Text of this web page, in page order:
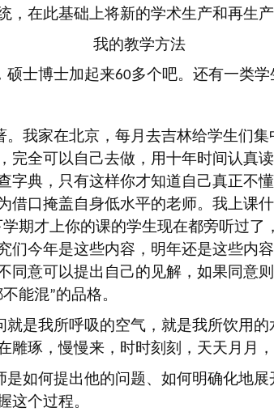
在此基础上将新的学术生产和再生产
我的教学方法
硕士博士加起来60多个吧。还有一类学
我家在北京，每月去吉林给学生们
完全可以自己去做，用十年时间认真
字典，只有这样你才知道自己真正不
借口掩盖自身低水平的老师。我上课
期才上你的课的学生现在都旁听过了
们今年是这些内容，明年还是这些内
同意可以提出自己的见解，如果同意
能混”的品格。
是我所呼吸的空气，就是我所饮用
琢，慢慢来，时时刻刻，天天月月
如何提出他的问题、如何明确化地
这个过程。